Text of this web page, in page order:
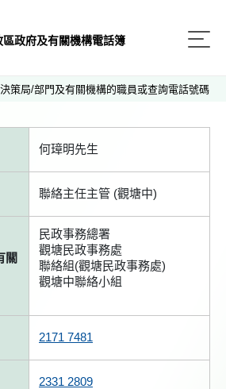
政府及有關機構電話簿
策局/部門及有關機構的職員或查詢電話號碼
何璋明先生
聯絡主任主管 (觀塘中)
關
民政事務總署
觀塘民政事務處
聯絡組(觀塘民政事務處)
觀塘中聯絡小組
2171 7481
2331 2809